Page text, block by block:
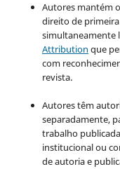
Autores mantém
direito de
simultaneamente
Attribution que
com
revista.
Autores têm
separadamente,
trabalho
institucional ou
de autoria e